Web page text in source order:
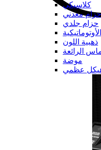
كلاسيكي
حزام معدني
حزام جلدي
ذهبية اللون
الرائعة
موضة
عظمي